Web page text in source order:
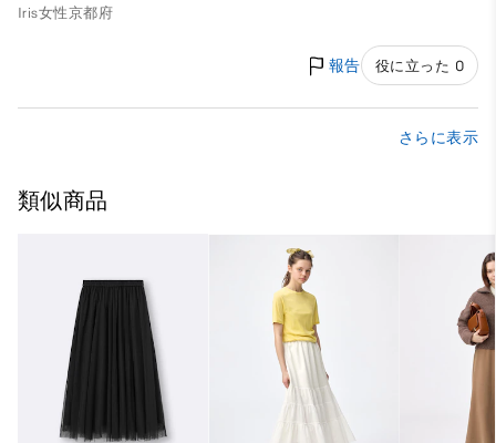
Iris女性京都府
報告 役に立った 0
さらに表示
類似商品